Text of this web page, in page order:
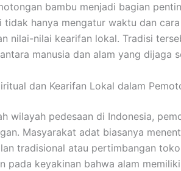
bambu menjadi bagian
tidak hanya mengatur waktu dan
nilai-nilai kearifan lokal. Tradisi
manusia dan alam yang dijaga
dan Kearifan Lokal dalam
wilayah pedesaan di Indonesia,
Masyarakat adat biasanya
tradisional atau pertimbangan
pada keyakinan bahwa alam